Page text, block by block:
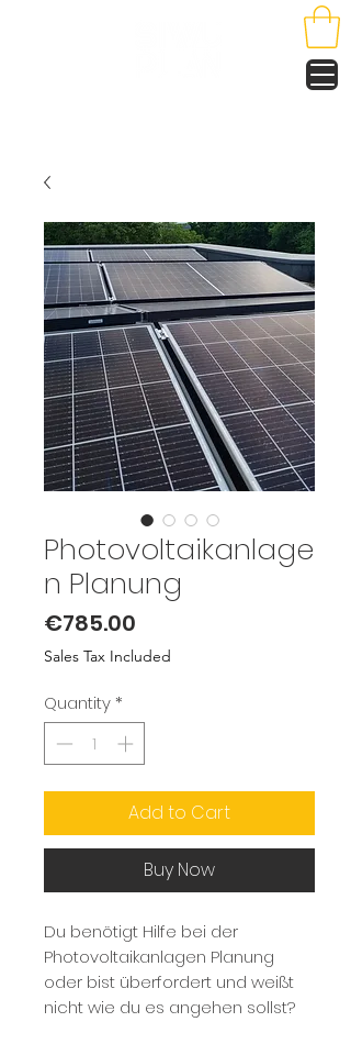
Photovoltaikanlage
n Planung
€785.00
Sales Tax Included
Quantity *
Add to Cart
Buy Now
Du benötigt Hilfe bei der
Photovoltaikanlagen Planung
oder bist überfordert und weißt
nicht wie du es angehen sollst?